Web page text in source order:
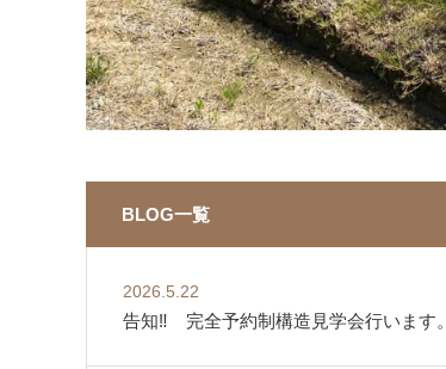
BLOG一覧
2026.5.22
告知‼ 完全予約制構造見学会行います。